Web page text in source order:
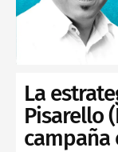
La
Pisarello
campaña